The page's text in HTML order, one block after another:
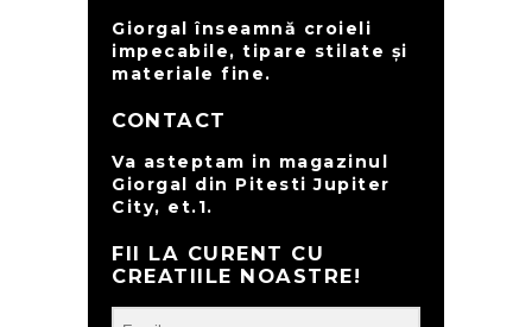
Giorgal înseamnă croieli
impecabile, tipare stilate și
materiale fine.
CONTACT
Va asteptam in magazinul
Giorgal din Pitesti Jupiter
City, et.1.
FII LA CURENT CU
CREATIILE NOASTRE!